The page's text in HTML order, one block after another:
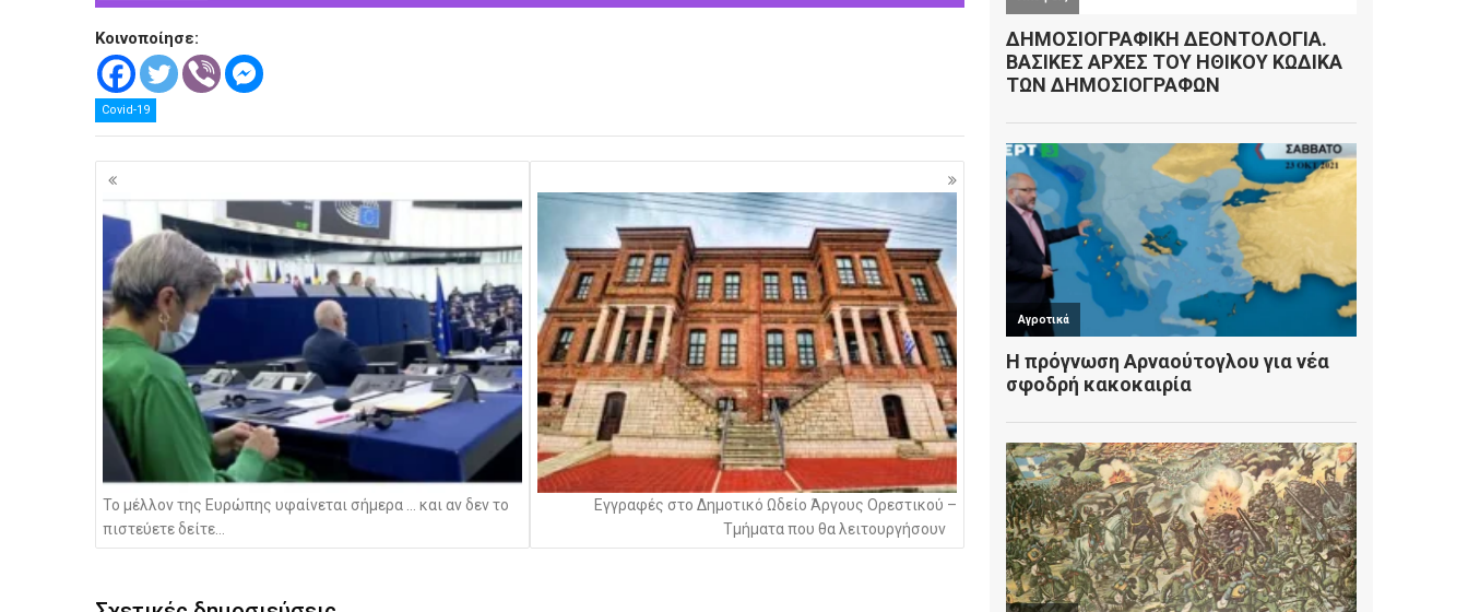
Κοινοποίησε:
Covid-19
Πλοήγηση
άρθρων
Το μέλλον της Ευρώπης υφαίνεται σήμερα … και αν δεν το
πιστεύετε δείτε…
Εγγραφές στο Δημοτικό Ωδείο Άργους Ορεστικού –
Τμήματα που θα λειτουργήσουν